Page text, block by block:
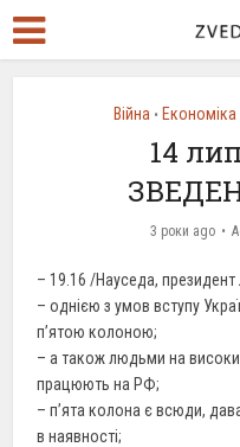
Війна • Економіка
14
3 роки ago
– 19.16 /Науседа, президент
– однією з умов вступу
п’ятою колоною;
– а також людьми на
працюють на РФ;
– п’ята колона є всюди,
в наявності;